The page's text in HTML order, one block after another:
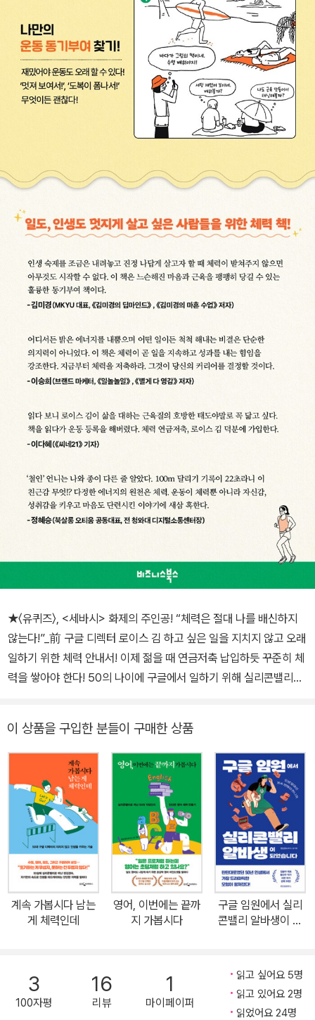
★〈유퀴즈〉, <세바시> 화제의 주인공! “체력은 절대 나를 배신하지
않는다!”_前 구글 디렉터 로이스 김 하고 싶은 일을 지치지 않고 오래
일하기 위한 체력 안내서! 이제 젊을 때 연금저축 납입하듯 꾸준히 체
력을 쌓아야 한다! 50의 나이에 구글에서 일하기 위해 실리콘밸리로
이야기하면 모두가 놀라며 묻는다. “어떻게 그렇게 지치지 않고 일하
실 수 있어요?” 로이스 김은 이 모든 일을 해낼 수 있었던 비결은 ‘체
력’이라고 이야기한다. 이 책을 읽은 김미경 작가 역시 “진정 나답게
살고자 할 때 체력이 받쳐주지 않으면 아무것도 시작할 수 없다.”라며
저자의 말에 동의했다. 흔히들 직장인 사이에선 ‘일 잘하는 성격 안 좋
은 사람 vs 일 못하는 착한 사람’ 중 함께 일하고 싶은 사람은 누구인
지 묻는 질문이 오가곤 한다. 이 질문의 답변은 늘 어느 쪽이 더 ‘빌
런’인지 경쟁하며 끝난다. 그런데 이 질문은 처음부터 전제가 잘못되
었다. 일을 잘한다는 것에는 동료들과 잘 지내는 것은 물론, 구성원들
의 사기를 꺾지 않고, 팀워크를 이루며, 업무 생산성을 높이는 것이 포
를 돌볼 힘을 가지기 어렵고 타인에게 친절하게 대하기는 더더욱 어
렵다. 하지만 각종 스케줄로 바쁜 직장인이 체력까지 쌓기는 쉽지 않
다. 그래서 로이스 김은 이 책을 통해 그 어느 책에도 없는 ‘다정한 운
이 상품을 구입한 분들이 구매한 상품
계속 가봅시다 남는
게 체력인데
영어, 이번에는 끝까
지 가봅시다
구글 임원에서 실리
콘밸리 알바생이 되
3
100자평
16
리뷰
1
마이페이퍼
읽고 싶어요 5명
읽고 있어요 2명
읽었어요 24명